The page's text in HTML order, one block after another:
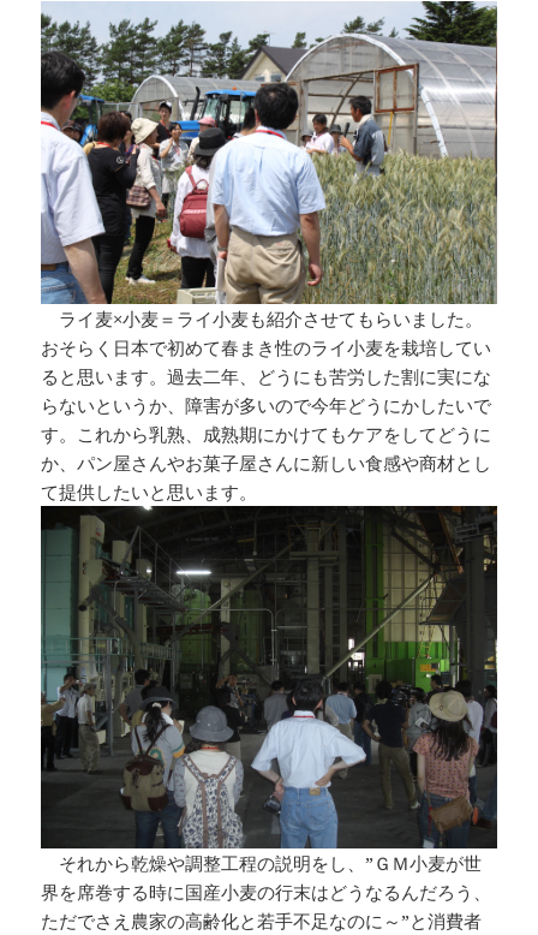
ライ麦×小麦＝ライ小麦も紹介させてもらいました。
おそらく日本で初めて春まき性のライ小麦を栽培してい
ると思います。過去二年、どうにも苦労した割に実にな
らないというか、障害が多いので今年どうにかしたいで
す。これから乳熟、成熟期にかけてもケアをしてどうに
か、パン屋さんやお菓子屋さんに新しい食感や商材とし
て提供したいと思います。
それから乾燥や調整工程の説明をし、”ＧＭ小麦が世
界を席巻する時に国産小麦の行末はどうなるんだろう、
ただでさえ農家の高齢化と若手不足なのに～”と消費者